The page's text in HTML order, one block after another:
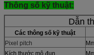
Thông số kỹ thuật:
Dẫn
Các thông số kỹ thuật
Pixel pitch
Kích thước mô đun